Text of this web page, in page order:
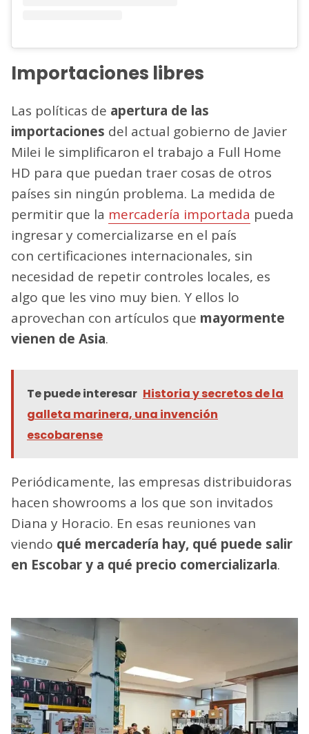
Importaciones libres
Las políticas de apertura de las
importaciones del actual gobierno de Javier
Milei le simplificaron el trabajo a Full Home
HD para que puedan traer cosas de otros
países sin ningún problema. La medida de
permitir que la mercadería importada pueda
ingresar y comercializarse en el país
con certificaciones internacionales, sin
necesidad de repetir controles locales, es
algo que les vino muy bien. Y ellos lo
aprovechan con artículos que mayormente
vienen de Asia.
Te puede interesar Historia y secretos de la
galleta marinera, una invención
escobarense
Periódicamente, las empresas distribuidoras
hacen showrooms a los que son invitados
Diana y Horacio. En esas reuniones van
viendo qué mercadería hay, qué puede salir
en Escobar y a qué precio comercializarla.